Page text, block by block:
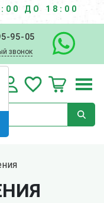
ДО 18:00
95-05
звонок